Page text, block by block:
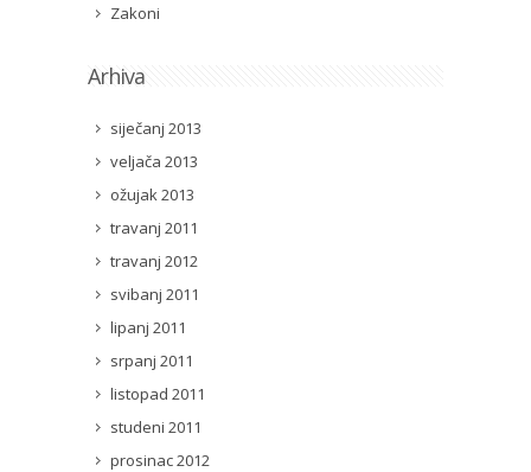
Zakoni
Arhiva
siječanj 2013
veljača 2013
ožujak 2013
travanj 2011
travanj 2012
svibanj 2011
lipanj 2011
srpanj 2011
listopad 2011
studeni 2011
prosinac 2012